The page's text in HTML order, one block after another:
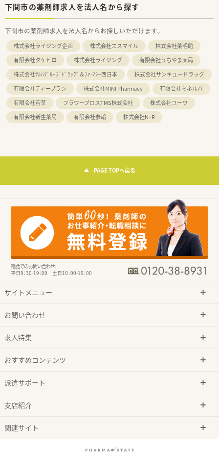
下関市の薬剤師求人を法人名から探す
下関市の薬剤師求人を法人名からお探しいただけます。
株式会社ライジング企画 株式会社エスマイル
株式会社薬明館
有限会社タケヒロ
株式会社ライジング
有限会社うちやま薬局
株式会社ﾂﾙﾊｸﾞﾙｰﾌﾟﾄﾞﾗｯｸﾞ＆ﾌｧ-ﾏｼｰ西日本
株式会社サンキュードラッグ
有限会社ティープラン
株式会社MINI Pharmacy
有限会社ミネルバ
有限会社若草
フラワーブロスTMS株式会社
株式会社ユーワ
有限会社新生薬局
有限会社参輪 株式会社N・R
PAGE TOPへ戻る
電話でのお問い合わせ：
平日9：30-19：00 土日10：00-19：00
サイトメニュー
お問い合わせ
求人特集
おすすめコンテンツ
派遣サポート
支店紹介
関連サイト